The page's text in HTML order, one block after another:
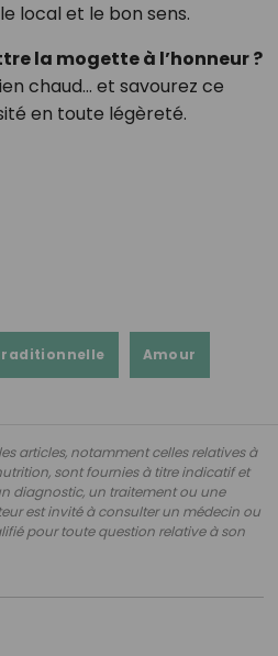
local et le bon sens.
la mogette à l’honneur ?
chaud… et savourez ce
en toute légèreté.
Amour
articles, notamment celles relatives à
sont fournies à titre indicatif et
diagnostic, un traitement ou une
est invité à consulter un médecin ou
pour toute question relative à son